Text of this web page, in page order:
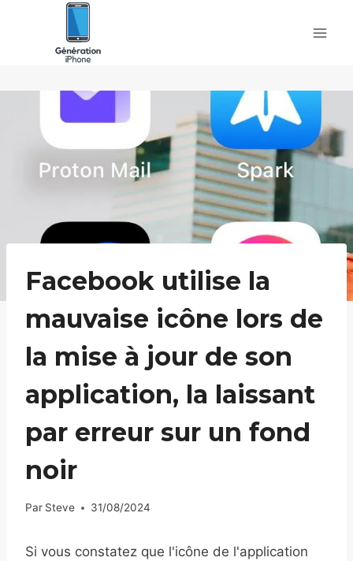
Facebook utilise la
mauvaise icône lors de
la mise à jour de son
application, la laissant
par erreur sur un fond
noir
Par Steve 31/08/2024
Si vous constatez que l'icône de l'application